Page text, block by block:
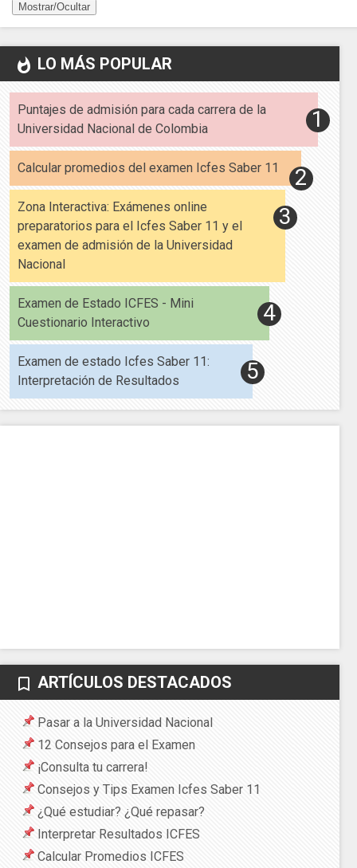
Mostrar/Ocultar
whatshot LO MÁS POPULAR
Puntajes de admisión para cada carrera de la
Universidad Nacional de Colombia
Calcular promedios del examen Icfes Saber 11
Zona Interactiva: Exámenes online
preparatorios para el Icfes Saber 11 y el
examen de admisión de la Universidad
Nacional
Examen de Estado ICFES - Mini
Cuestionario Interactivo
Examen de estado Icfes Saber 11:
Interpretación de Resultados
bookmark_border ARTÍCULOS DESTACADOS
Pasar a la Universidad Nacional
12 Consejos para el Examen
¡Consulta tu carrera!
Consejos y Tips Examen Icfes Saber 11
¿Qué estudiar? ¿Qué repasar?
Interpretar Resultados ICFES
Calcular Promedios ICFES